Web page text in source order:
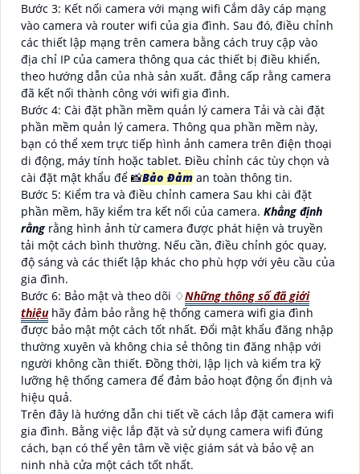
Bước 3: Kết nối camera với mạng wifi Cắm dây cáp mạng
vào camera và router wifi của gia đình. Sau đó, điều chỉnh
các thiết lập mạng trên camera bằng cách truy cập vào
địa chỉ IP của camera thông qua các thiết bị điều khiển,
theo hướng dẫn của nhà sản xuất. đẳng cấp rằng camera
đã kết nối thành công với wifi gia đình.
Bước 4: Cài đặt phần mềm quản lý camera Tải và cài đặt
phần mềm quản lý camera. Thông qua phần mềm này,
bạn có thể xem trực tiếp hình ảnh camera trên điện thoại
di động, máy tính hoặc tablet. Điều chỉnh các tùy chọn và
cài đặt mật khẩu để 📸Bảo Đảm an toàn thông tin.
Bước 5: Kiểm tra và điều chỉnh camera Sau khi cài đặt
phần mềm, hãy kiểm tra kết nối của camera. Khẳng định
rằng rằng hình ảnh từ camera được phát hiện và truyền
tải một cách bình thường. Nếu cần, điều chỉnh góc quay,
độ sáng và các thiết lập khác cho phù hợp với yêu cầu của
gia đình.
Bước 6: Bảo mật và theo dõi ♢Những thông số đã giới
thiệuhãy đảm bảo rằng hệ thống camera wifi gia đình
được bảo mật một cách tốt nhất. Đổi mật khẩu đăng nhập
thường xuyên và không chia sẻ thông tin đăng nhập với
người không cần thiết. Đồng thời, lập lịch và kiểm tra kỹ
lưỡng hệ thống camera để đảm bảo hoạt động ổn định và
hiệu quả.
Trên đây là hướng dẫn chi tiết về cách lắp đặt camera wifi
gia đình. Bằng việc lắp đặt và sử dụng camera wifi đúng
cách, bạn có thể yên tâm về việc giám sát và bảo vệ an
ninh nhà cửa một cách tốt nhất.